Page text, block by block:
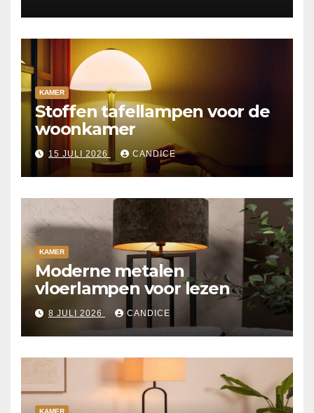
KAMER
Stoffen tafellampen voor de
woonkamer
15 JULI 2026 CANDICE
KAMER
Moderne metalen
vloerlampen voor lezen
8 JULI 2026 CANDICE